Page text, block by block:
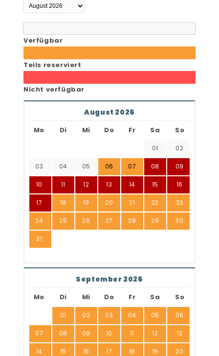
Verfügbar
Teils reserviert
Nicht verfügbar
August 2026
Mo Di Mi Do Fr Sa So
01 02
03 04 05 06 07 08 09
10 11 12 13 14 15 16
17 18 19 20 21 22 23
24 25 26 27 28 29 30
31
September 2026
Mo Di Mi Do Fr Sa So
01 02 03 04 05 06
07 08 09 10 11 12 13
14 15 16 17 18 19 20